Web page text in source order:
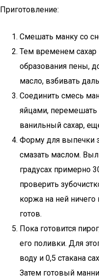
Приготовление:
Смешать манку со
Тем временем сахар
образования пены,
масло, взбивать
Соединить смесь
яйцами, перемешать
ванильный сахар,
Форму для выпечки
смазать маслом.
градусах примерно
проверить
коржа на ней ничего
готов.
Пока готовится
его поливки. Для
воду и 0,5 стакана
Затем готовый